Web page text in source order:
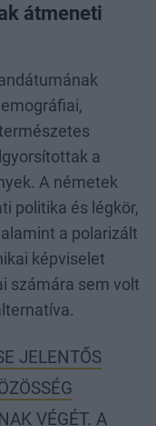
átmeneti
a
A németek
politika és légkör,
a polarizált
képviselet
számára sem volt
JELENTŐS
VÉGÉT. A